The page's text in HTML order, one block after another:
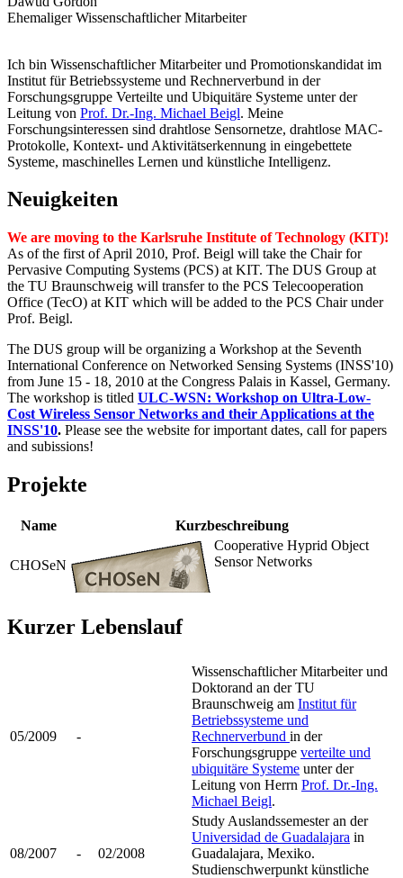
Ehemaliger Wissenschaftlicher Mitarbeiter
Ich bin Wissenschaftlicher Mitarbeiter und Promotionskandidat im
Institut für Betriebssysteme und Rechnerverbund in der
Forschungsgruppe Verteilte und Ubiquitäre Systeme unter der
Leitung von Prof. Dr.-Ing. Michael Beigl. Meine
Forschungsinteressen sind drahtlose Sensornetze, drahtlose MAC-
Protokolle, Kontext- und Aktivitätserkennung in eingebettete
Systeme, maschinelles Lernen und künstliche Intelligenz.
Neuigkeiten
We are moving to the Karlsruhe Institute of Technology (KIT)!
As of the first of April 2010, Prof. Beigl will take the Chair for
Pervasive Computing Systems (PCS) at KIT. The DUS Group at
the TU Braunschweig will transfer to the PCS Telecooperation
Office (TecO) at KIT which will be added to the PCS Chair under
Prof. Beigl.
The DUS group will be organizing a Workshop at the Seventh
International Conference on Networked Sensing Systems (INSS'10)
from June 15 - 18, 2010 at the Congress Palais in Kassel, Germany.
The workshop is titled ULC-WSN: Workshop on Ultra-Low-
Cost Wireless Sensor Networks and their Applications at the
INSS'10. Please see the website for important dates, call for papers
and subissions!
Projekte
Name Kurzbeschreibung
CHOSeN
Cooperative Hyprid Object
Sensor Networks
Kurzer Lebenslauf
05/2009 -
Wissenschaftlicher Mitarbeiter und
Doktorand an der TU
Braunschweig am Institut für
Betriebssysteme und
Rechnerverbund in der
Forschungsgruppe verteilte und
ubiquitäre Systeme unter der
Leitung von Herrn Prof. Dr.-Ing.
Michael Beigl.
08/2007 - 02/2008
Study Auslandssemester an der
Universidad de Guadalajara in
Guadalajara, Mexiko.
Studienschwerpunkt künstliche